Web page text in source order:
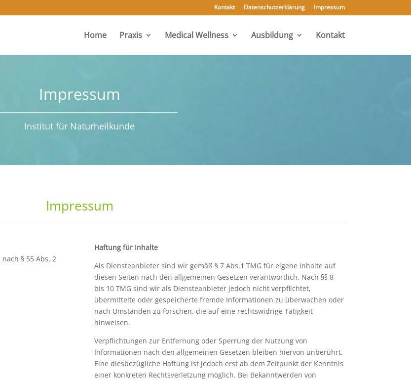
Kontakt Datenschutzerklärung Impressum
Home Praxis Medical Wellness Ausbildung Kontakt
Impressum
Institut für Naturheilkunde
Impressum
§ 55 Abs. 2
Haftung für Inhalte
Als Diensteanbieter sind wir gemäß § 7 Abs.1 TMG für eigene Inhalte auf
diesen Seiten nach den allgemeinen Gesetzen verantwortlich. Nach §§ 8
bis 10 TMG sind wir als Diensteanbieter jedoch nicht verpflichtet,
übermittelte oder gespeicherte fremde Informationen zu überwachen oder
nach Umständen zu forschen, die auf eine rechtswidrige Tätigkeit
hinweisen.
Verpflichtungen zur Entfernung oder Sperrung der Nutzung von
Informationen nach den allgemeinen Gesetzen bleiben hiervon unberührt.
Eine diesbezügliche Haftung ist jedoch erst ab dem Zeitpunkt der Kenntnis
einer konkreten Rechtsverletzung möglich. Bei Bekanntwerden von